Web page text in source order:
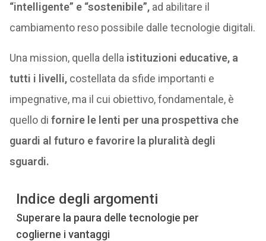
“intelligente” e “sostenibile”,ad abilitare il
cambiamento reso possibile dalle tecnologie digitali.
Una mission, quella della istituzioni educative, a
tutti i livelli,costellata da sfide importanti e
impegnative, ma il cui obiettivo, fondamentale, è
quello di fornire le lenti per una prospettiva che
guardi al futuro e favorire la pluralità degli
sguardi.
Indice degli argomenti
Superare la paura delle tecnologie per
coglierne i vantaggi